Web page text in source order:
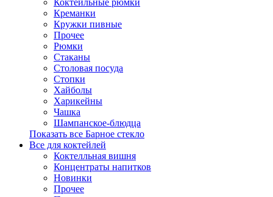
Коктейльные рюмки
Креманки
Кружки пивные
Прочее
Рюмки
Стаканы
Столовая посуда
Стопки
Хайболы
Харикейны
Чашка
Шампанское-блюдца
Показать все Барное стекло
Все для коктейлей
Коктелльная вишня
Концентраты напитков
Новинки
Прочее